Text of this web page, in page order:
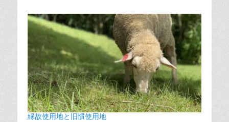
縁故使用地と旧慣使用地